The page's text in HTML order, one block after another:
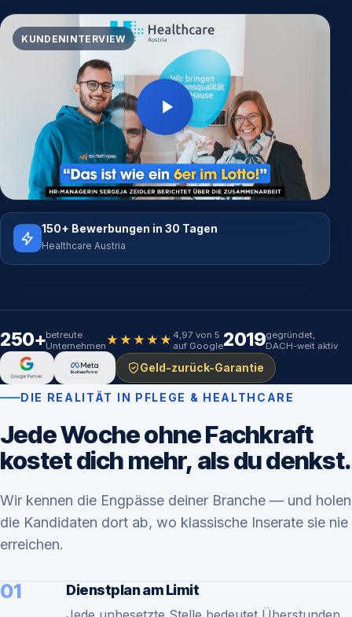
KUNDENINTERVIEW
150+ Bewerbungen in 30 Tagen
Healthcare Austria
250+betreute
Unternehmen★★★★★ 4,97 von 5
auf Google2019gegründet,
DACH-weit aktiv
Geld-zurück-Garantie
DIE REALITÄT IN PFLEGE & HEALTHCARE
Jede Woche ohne Fachkraft
kostet dich mehr, als du denkst.
Wir kennen die Engpässe deiner Branche — und holen
die Kandidaten dort ab, wo klassische Inserate sie nie
erreichen.
01 Dienstplan am Limit